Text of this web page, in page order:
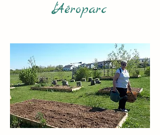
l'Aéroparc